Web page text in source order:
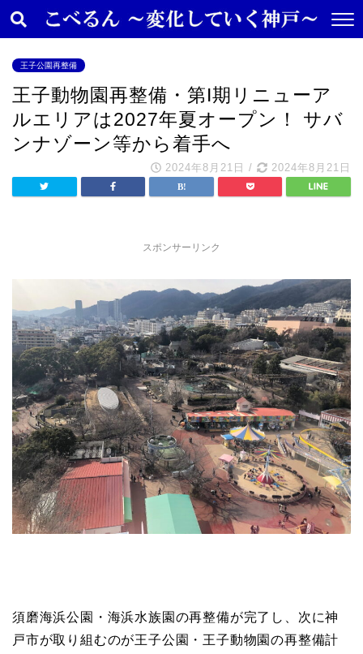
王子公園再整備
王子動物園再整備・第I期リニューア
ルエリアは2027年夏オープン！ サバ
ンナゾーン等から着手へ
2024年8月21日 / 2024年8月21日
スポンサーリンク
須磨海浜公園・海浜水族園の再整備が完了し、次に神
戸市が取り組むのが王子公園・王子動物園の再整備計